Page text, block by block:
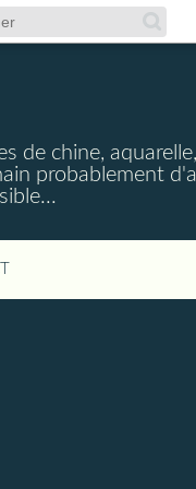
de chine,
probablement